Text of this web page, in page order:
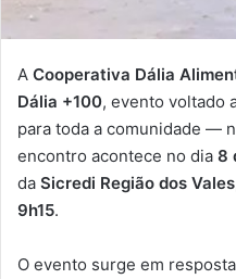
A Cooperativa Dália
Dália +100, evento voltado
para toda a comunidade —
encontro acontece no dia 8
da Sicredi Região dos Vales
9h15.
O evento surge em